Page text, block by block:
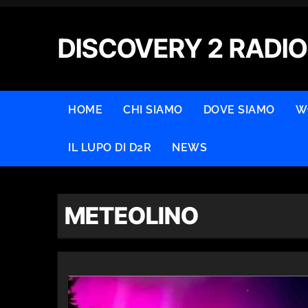
DISCOVERY 2 RADIO
HOME CHI SIAMO DOVE SIAMO
IL LUPO DI D2R NEWS
METEOLINO